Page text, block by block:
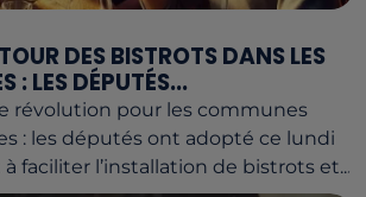
DES BISTROTS DANS LES
: LES DÉPUTÉS...
révolution pour les communes
: les députés ont adopté ce lundi
faciliter l’installation de bistrots et...